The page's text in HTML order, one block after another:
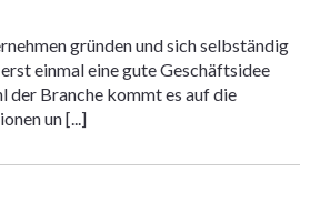
gründen und sich selbständig
einmal eine gute Geschäftsidee
der Branche kommt es auf die
un [...]